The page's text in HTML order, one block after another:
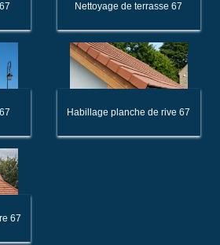
Nettoyage de terrasse 67
Habillage planche de rive 67
67